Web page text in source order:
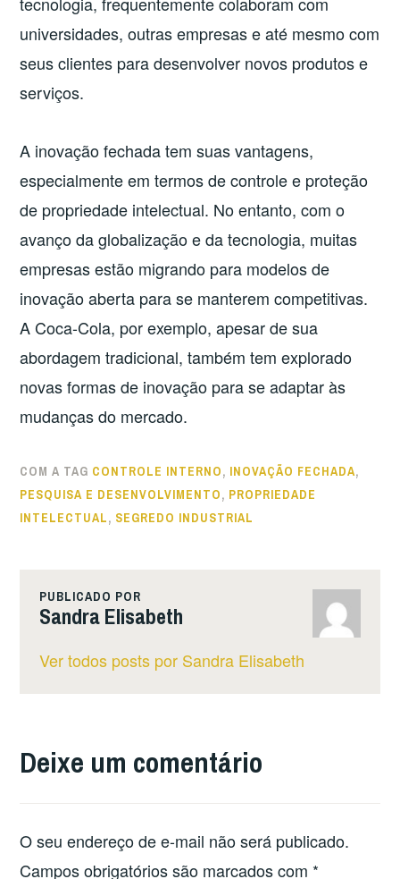
universidades, outras empresas e até mesmo com
seus clientes para desenvolver novos produtos e
serviços.
A inovação fechada tem suas vantagens,
especialmente em termos de controle e proteção
de propriedade intelectual. No entanto, com o
avanço da globalização e da tecnologia, muitas
empresas estão migrando para modelos de
inovação aberta para se manterem competitivas.
A Coca-Cola, por exemplo, apesar de sua
abordagem tradicional, também tem explorado
novas formas de inovação para se adaptar às
mudanças do mercado.
COM A TAG CONTROLE INTERNO, INOVAÇÃO FECHADA,
PESQUISA E DESENVOLVIMENTO, PROPRIEDADE
INTELECTUAL, SEGREDO INDUSTRIAL
PUBLICADO POR
Sandra Elisabeth
Ver todos posts por Sandra Elisabeth
Deixe um comentário
O seu endereço de e-mail não será publicado.
Campos obrigatórios são marcados com *